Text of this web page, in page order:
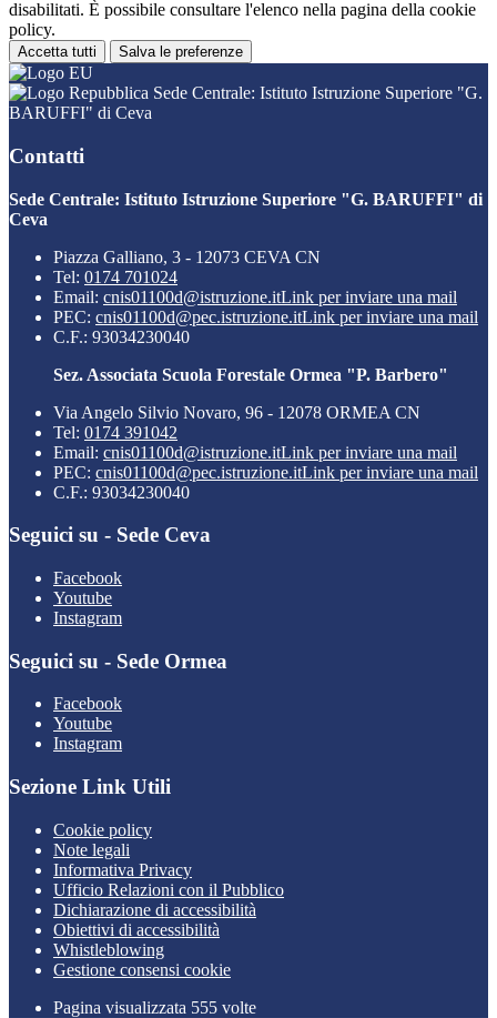
disabilitati. È possibile consultare l'elenco nella pagina della cookie
policy.
Accetta tutti Salva le preferenze
Sede Centrale: Istituto Istruzione Superiore "G.
BARUFFI" di Ceva
Contatti
Sede Centrale: Istituto Istruzione Superiore "G. BARUFFI" di
Ceva
Piazza Galliano, 3 - 12073 CEVA CN
Tel: 0174 701024
Email: cnis01100d@istruzione.itLink per inviare una mail
PEC: cnis01100d@pec.istruzione.itLink per inviare una mail
C.F.: 93034230040
Sez. Associata Scuola Forestale Ormea "P. Barbero"
Via Angelo Silvio Novaro, 96 - 12078 ORMEA CN
Tel: 0174 391042
Email: cnis01100d@istruzione.itLink per inviare una mail
PEC: cnis01100d@pec.istruzione.itLink per inviare una mail
C.F.: 93034230040
Seguici su - Sede Ceva
Facebook
Youtube
Instagram
Seguici su - Sede Ormea
Facebook
Youtube
Instagram
Sezione Link Utili
Cookie policy
Note legali
Informativa Privacy
Ufficio Relazioni con il Pubblico
Dichiarazione di accessibilità
Obiettivi di accessibilità
Whistleblowing
Gestione consensi cookie
Pagina visualizzata 555 volte